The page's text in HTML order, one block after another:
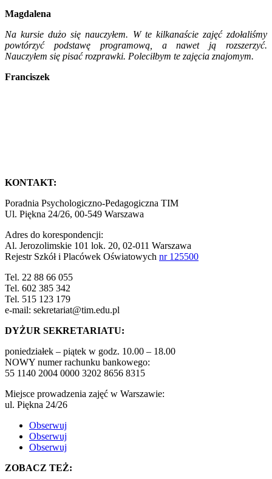
Magdalena
Na kursie dużo się nauczyłem. W te kilkanaście zajęć zdołaliśmy
powtórzyć podstawę programową, a nawet ją rozszerzyć.
Nauczyłem się pisać rozprawki. Poleciłbym te zajęcia znajomym.
Franciszek
KONTAKT:
Poradnia Psychologiczno-Pedagogiczna TIM
Ul. Piękna 24/26, 00-549 Warszawa
Adres do korespondencji:
Al. Jerozolimskie 101 lok. 20, 02-011 Warszawa
Rejestr Szkół i Placówek Oświatowych nr 125500
Tel. 22 88 66 055
Tel. 602 385 342
Tel. 515 123 179
e-mail: sekretariat@tim.edu.pl
DYŻUR SEKRETARIATU:
poniedziałek – piątek w godz. 10.00 – 18.00
NOWY numer rachunku bankowego:
55 1140 2004 0000 3202 8656 8315
Miejsce prowadzenia zajęć w Warszawie:
ul. Piękna 24/26
Obserwuj
Obserwuj
Obserwuj
ZOBACZ TEŻ: